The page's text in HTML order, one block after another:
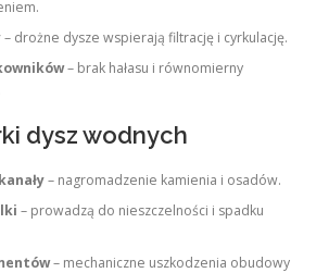
– drożne dysze wspierają filtrację i cyrkulację.
– brak hałasu i równomierny
dysz wodnych
– nagromadzenie kamienia i osadów.
– prowadzą do nieszczelności i spadku
– mechaniczne uszkodzenia obudowy